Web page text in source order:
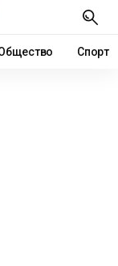
Спорт